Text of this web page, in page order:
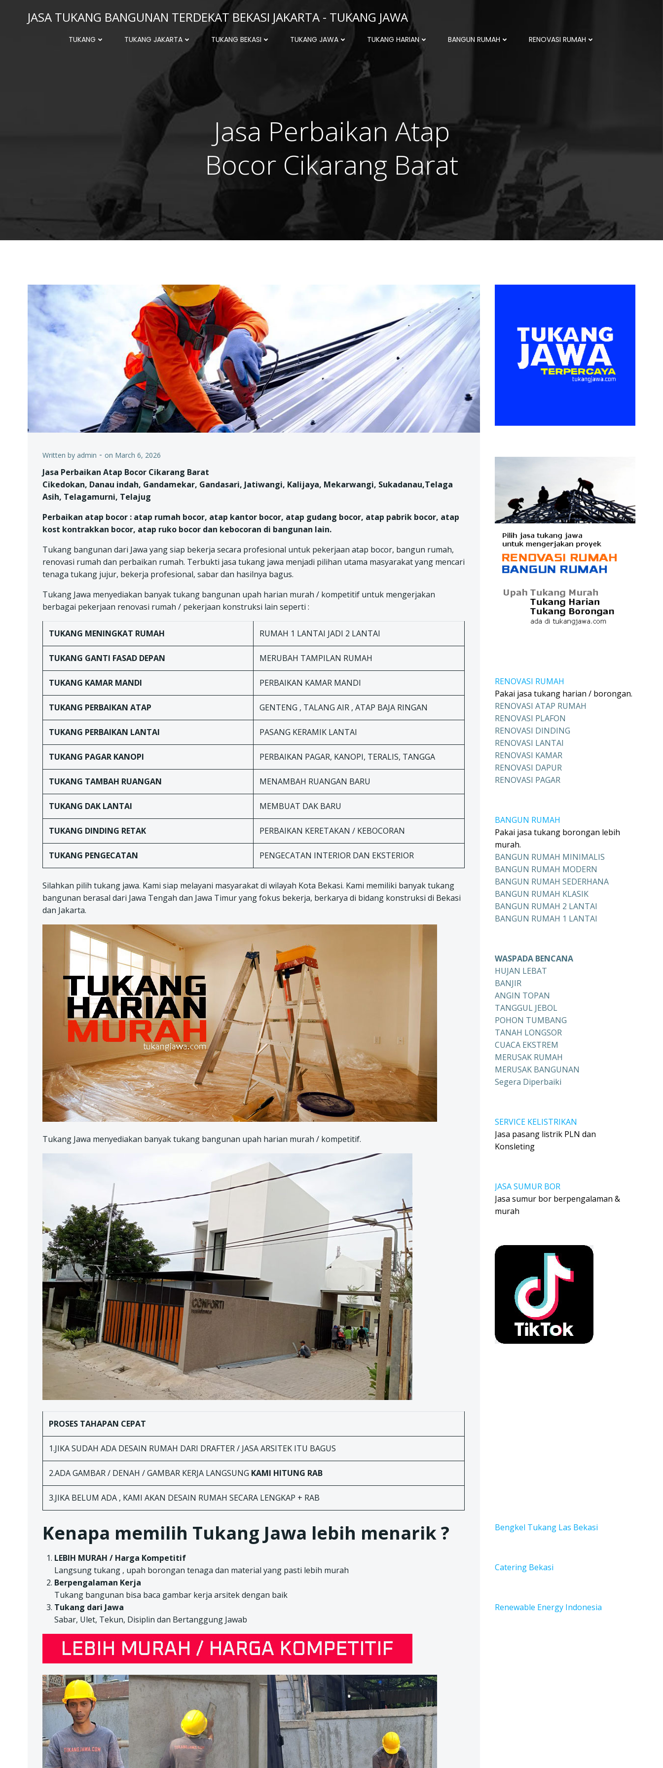
JASA TUKANG BANGUNAN TERDEKAT BEKASI JAKARTA - TUKANG JAWA
TUKANG TUKANG JAKARTA TUKANG BEKASI TUKANG JAWA TUKANG HARIAN BANGUN RUMAH RENOVASI RUMAH
Jasa Perbaikan Atap
Bocor Cikarang Barat
Written by admin - on March 6, 2026
Jasa Perbaikan Atap Bocor Cikarang Barat
Cikedokan, Danau indah, Gandamekar, Gandasari, Jatiwangi, Kalijaya, Mekarwangi, Sukadanau,Telaga
Asih, Telagamurni, Telajug
Perbaikan atap bocor : atap rumah bocor, atap kantor bocor, atap gudang bocor, atap pabrik bocor, atap
kost kontrakkan bocor, atap ruko bocor dan kebocoran di bangunan lain.
Tukang bangunan dari Jawa yang siap bekerja secara profesional untuk pekerjaan atap bocor, bangun rumah,
renovasi rumah dan perbaikan rumah. Terbukti jasa tukang jawa menjadi pilihan utama masyarakat yang mencari
tenaga tukang jujur, bekerja profesional, sabar dan hasilnya bagus.
Tukang Jawa menyediakan banyak tukang bangunan upah harian murah / kompetitif untuk mengerjakan
berbagai pekerjaan renovasi rumah / pekerjaan konstruksi lain seperti :
TUKANG MENINGKAT RUMAH RUMAH 1 LANTAI JADI 2 LANTAI
TUKANG GANTI FASAD DEPAN MERUBAH TAMPILAN RUMAH
TUKANG KAMAR MANDI PERBAIKAN KAMAR MANDI
TUKANG PERBAIKAN ATAP GENTENG , TALANG AIR , ATAP BAJA RINGAN
TUKANG PERBAIKAN LANTAI PASANG KERAMIK LANTAI
TUKANG PAGAR KANOPI PERBAIKAN PAGAR, KANOPI, TERALIS, TANGGA
TUKANG TAMBAH RUANGAN MENAMBAH RUANGAN BARU
TUKANG DAK LANTAI MEMBUAT DAK BARU
TUKANG DINDING RETAK PERBAIKAN KERETAKAN / KEBOCORAN
TUKANG PENGECATAN PENGECATAN INTERIOR DAN EKSTERIOR
Silahkan pilih tukang jawa. Kami siap melayani masyarakat di wilayah Kota Bekasi. Kami memiliki banyak tukang
bangunan berasal dari Jawa Tengah dan Jawa Timur yang fokus bekerja, berkarya di bidang konstruksi di Bekasi
dan Jakarta.
Tukang Jawa menyediakan banyak tukang bangunan upah harian murah / kompetitif.
PROSES TAHAPAN CEPAT
1.JIKA SUDAH ADA DESAIN RUMAH DARI DRAFTER / JASA ARSITEK ITU BAGUS
2.ADA GAMBAR / DENAH / GAMBAR KERJA LANGSUNG KAMI HITUNG RAB
3.JIKA BELUM ADA , KAMI AKAN DESAIN RUMAH SECARA LENGKAP + RAB
Kenapa memilih Tukang Jawa lebih menarik ?
LEBIH MURAH / Harga Kompetitif
Langsung tukang , upah borongan tenaga dan material yang pasti lebih murah
Berpengalaman Kerja
Tukang bangunan bisa baca gambar kerja arsitek dengan baik
Tukang dari Jawa
Sabar, Ulet, Tekun, Disiplin dan Bertanggung Jawab
RENOVASI RUMAH
Pakai jasa tukang harian / borongan.
RENOVASI ATAP RUMAH
RENOVASI PLAFON
RENOVASI DINDING
RENOVASI LANTAI
RENOVASI KAMAR
RENOVASI DAPUR
RENOVASI PAGAR
BANGUN RUMAH
Pakai jasa tukang borongan lebih
murah.
BANGUN RUMAH MINIMALIS
BANGUN RUMAH MODERN
BANGUN RUMAH SEDERHANA
BANGUN RUMAH KLASIK
BANGUN RUMAH 2 LANTAI
BANGUN RUMAH 1 LANTAI
WASPADA BENCANA
HUJAN LEBAT
BANJIR
ANGIN TOPAN
TANGGUL JEBOL
POHON TUMBANG
TANAH LONGSOR
CUACA EKSTREM
MERUSAK RUMAH
MERUSAK BANGUNAN
Segera Diperbaiki
SERVICE KELISTRIKAN
Jasa pasang listrik PLN dan
Konsleting
JASA SUMUR BOR
Jasa sumur bor berpengalaman &
murah
Bengkel Tukang Las Bekasi
Catering Bekasi
Renewable Energy Indonesia